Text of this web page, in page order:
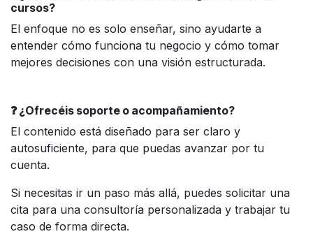
cursos?
El enfoque no es solo enseñar, sino ayudarte a
entender cómo funciona tu negocio y cómo tomar
mejores decisiones con una visión estructurada.
❓ ¿Ofrecéis soporte o acompañamiento?
El contenido está diseñado para ser claro y
autosuficiente, para que puedas avanzar por tu
cuenta.
Si necesitas ir un paso más allá, puedes solicitar una
cita para una consultoría personalizada y trabajar tu
caso de forma directa.